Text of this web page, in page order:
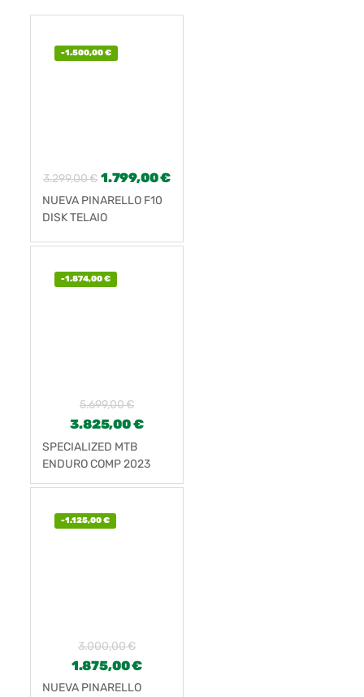
-1.500,00€
3.299,00€ 1.799,00€
NUEVA PINARELLO F10
DISK TELAIO
-1.874,00€
5.699,00€
3.825,00€
SPECIALIZED MTB
ENDURO COMP 2023
-1.125,00€
3.000,00€
1.875,00€
NUEVA PINARELLO